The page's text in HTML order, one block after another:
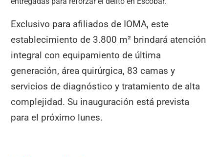
Exclusivo para afiliados de IOMA, este
establecimiento de 3.800 m² brindará atención
integral con equipamiento de última
generación, área quirúrgica, 83 camas y
servicios de diagnóstico y tratamiento de alta
complejidad. Su inauguración está prevista
para el próximo lunes.